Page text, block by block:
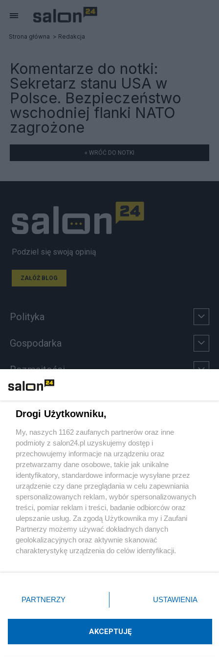
Strona główna Redakcja
Komentarze do notki:
Sekretarz stanu USA w
Polsce. Bezpieczeństwo
wschodniej flanki NATO
zagrożone
« WRÓĆ DO NOTKI
Podziel się swoją opinią
ZAŁÓŻ BLOG
Polityka
Gospodarka
Rozmaitości
Sport
Społeczeństwo
Kultura
X Facebook Instagram Youtube
Technologię dostarcza:W3media.pl
Drogi Użytkowniku,
My, naszych 1162 zaufanych partnerów oraz inne
podmioty z salon24.pl uzyskujemy dostęp i
przechowujemy informacje na urządzeniu oraz
przetwarzamy dane osobowe, takie jak unikalne
identyfikatory, standardowe informacje wysyłane przez
urządzenie czy dane przeglądania w celu zapewniania
spersonalizowanych reklam, wybór spersonalizowanych
treści, pomiar reklam i treści, badanie odbiorców oraz
ulepszanie usług. Za zgodą Użytkownika my i Zaufani
Partnerzy możemy używać dokładnych danych
geolokalizacyjnych oraz aktywnie skanować
charakterystykę urządzenia do celów identyfikacji.
zmienić/wycofać klikając przycisk ustawień prywatności
znajdujący się w lewym dolnym rogu strony
rodzaje przetwarzania danych nie wymagają zgody
użytkownika, ale masz prawo sprzeciwić się takiemu
PARTNERZY USTAWIENIA
AKCEPTUJĘ